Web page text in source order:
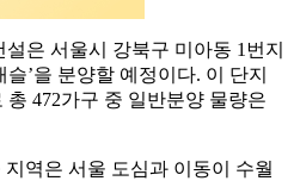
은 서울시 강북구 미아동 1번지
’을 분양할 예정이다. 이 단지
총 472가구 중 일반분양 물량은
역은 서울 도심과 이동이 수월